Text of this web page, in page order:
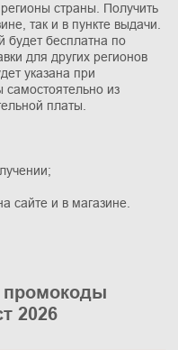
страны. Получить
так и в пункте выдачи.
будет бесплатна по
для других регионов
указана при
из
платы.
сайте и в магазине.
2026